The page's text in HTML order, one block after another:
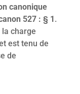
canonique
527 : § 1.
la charge
est tenu de
de